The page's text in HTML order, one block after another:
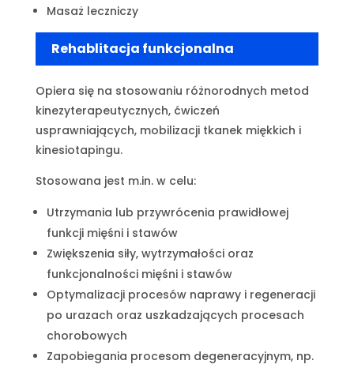
Masaż leczniczy
Rehablitacja funkcjonalna
Opiera się na stosowaniu różnorodnych metod
kinezyterapeutycznych, ćwiczeń
usprawniających, mobilizacji tkanek miękkich i
kinesiotapingu.
Stosowana jest m.in. w celu:
Utrzymania lub przywrócenia prawidłowej
funkcji mięśni i stawów
Zwiększenia siły, wytrzymałości oraz
funkcjonalności mięśni i stawów
Optymalizacji procesów naprawy i regeneracji
po urazach oraz uszkadzających procesach
chorobowych
Zapobiegania procesom degeneracyjnym, np.